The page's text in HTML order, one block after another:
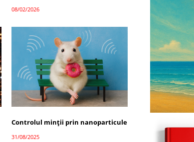
08/02/2026
Controlul minții prin nanoparticule
31/08/2025